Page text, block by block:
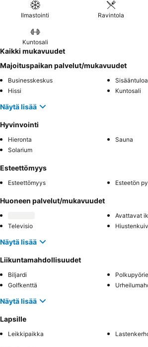
Ilmastointi Ravintola
Kuntosali
Kaikki mukavuudet
Majoituspaikan palvelut/mukavuudet
Businesskeskus
Hissi
Kuntosali
Näytä lisää
Hyvinvointi
Hieronta
Sauna
Solarium
Esteettömyys
Esteettömyys Esteetön
Huoneen palvelut/mukavuudet
Avattavat
Televisio
Näytä lisää
Liikuntamahdollisuudet
Biljardi
Golfkenttä
Näytä lisää
Lapsille
Leikkipaikka